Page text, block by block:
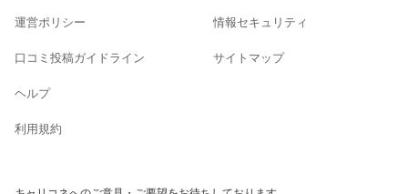
運営ポリシー
口コミ投稿ガイドライン
ヘルプ
利用規約
情報セキュリティ
サイトマップ